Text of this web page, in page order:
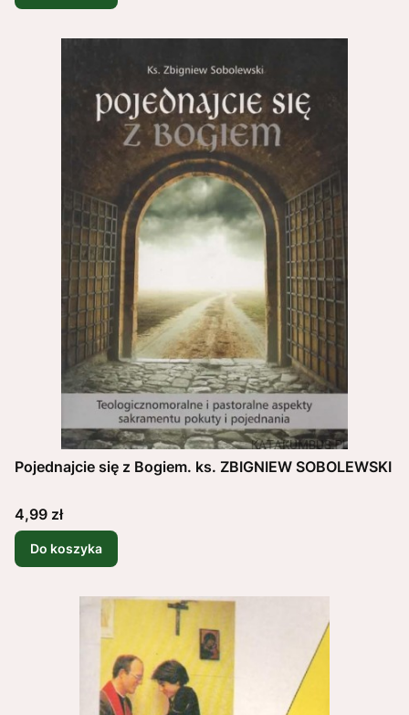
Pojednajcie się z Bogiem. ks. ZBIGNIEW SOBOLEWSKI
Cena
4,99 zł
Do koszyka